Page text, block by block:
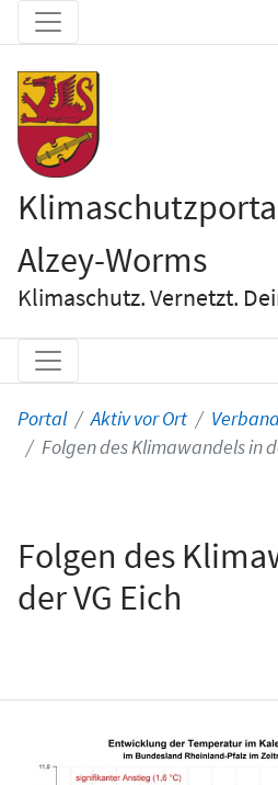
Alzey-Worms
Klimaschutz. Vernetzt.
Portal Aktiv vor Ort
Folgen des Klimawandels in
Folgen des
der VG Eich